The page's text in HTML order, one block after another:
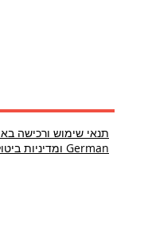
German ומדיניות ביטולים